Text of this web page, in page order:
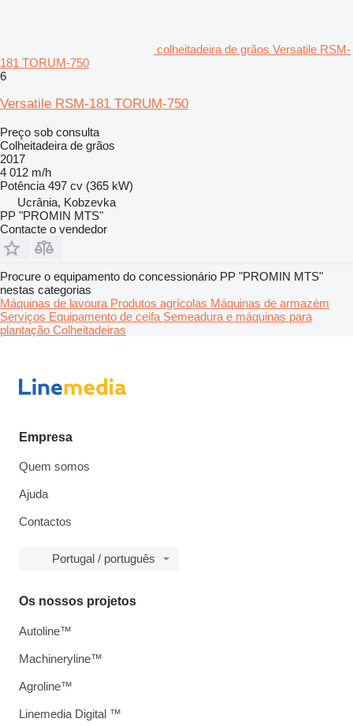
colheitadeira de grãos Versatile RSM-
181 TORUM-750
6
Versatile RSM-181 TORUM-750
Preço sob consulta
Colheitadeira de grãos
2017
4 012 m/h
Potência 497 cv (365 kW)
Ucrânia, Kobzevka
PP "PROMIN MTS"
Contacte o vendedor
Procure o equipamento do concessionário PP "PROMIN MTS"
nestas categorias
Máquinas de lavoura Produtos agrícolas Máquinas de armazém
Serviços Equipamento de ceifa Semeadura e máquinas para
plantação Colheitadeiras
Empresa
Quem somos
Ajuda
Contactos
Portugal / português
Os nossos projetos
Autoline™
Machineryline™
Agroline™
Linemedia Digital ™